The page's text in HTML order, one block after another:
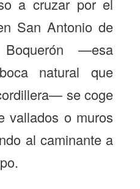
a cruzar por el
San Antonio de
—esa
natural que
se coge
vallados o muros
al caminante a